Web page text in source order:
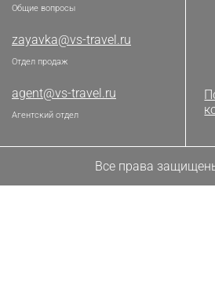
Общие вопросы
zayavka@vs-travel.ru
Отдел продаж
agent@vs-travel.ru
Агентский отдел
Все права